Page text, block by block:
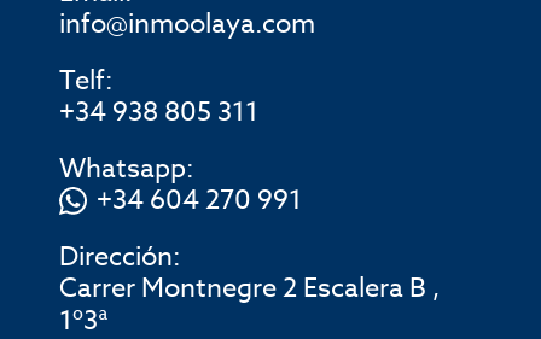
info@inmoolaya.com
Telf:
+34 938 805 311
Whatsapp:
+34 604 270 991
Dirección:
Carrer Montnegre 2 Escalera B ,
1º3ª